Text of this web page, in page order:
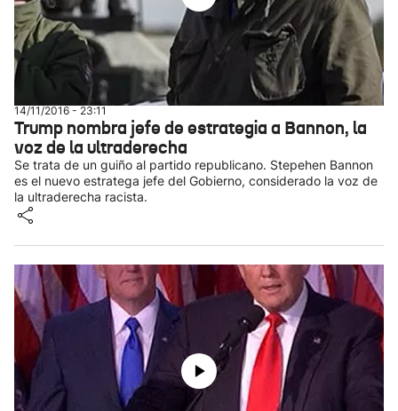
14/11/2016 - 23:11
Trump nombra jefe de estrategia a Bannon, la
voz de la ultraderecha
Se trata de un guiño al partido republicano. Stepehen Bannon
es el nuevo estratega jefe del Gobierno, considerado la voz de
la ultraderecha racista.